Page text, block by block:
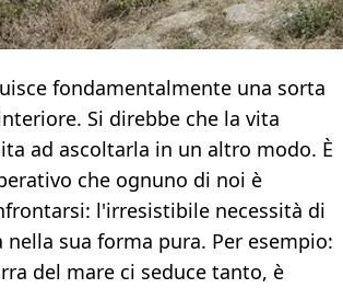
fondamentalmente una sorta
Si direbbe che la vita
ad ascoltarla in un altro modo. È
che ognuno di noi è
l'irresistibile necessità di
sua forma pura. Per esempio:
del mare ci seduce tanto, è